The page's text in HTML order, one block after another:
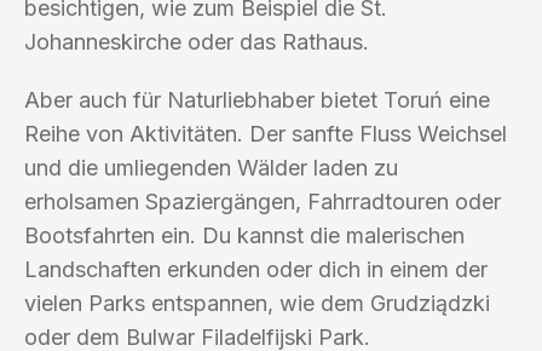
besichtigen, wie zum Beispiel die St.
Johanneskirche oder das Rathaus.
Aber auch für Naturliebhaber bietet Toruń eine
Reihe von Aktivitäten. Der sanfte Fluss Weichsel
und die umliegenden Wälder laden zu
erholsamen Spaziergängen, Fahrradtouren oder
Bootsfahrten ein. Du kannst die malerischen
Landschaften erkunden oder dich in einem der
vielen Parks entspannen, wie dem Grudziądzki
oder dem Bulwar Filadelfijski Park.